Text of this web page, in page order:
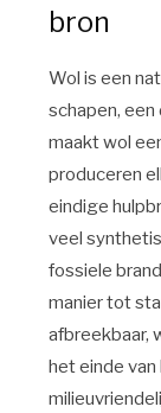
bron
Wol is een
schapen,
maakt wol
produceren
eindige
veel
fossiele
manier tot
afbreekbaar,
het einde van